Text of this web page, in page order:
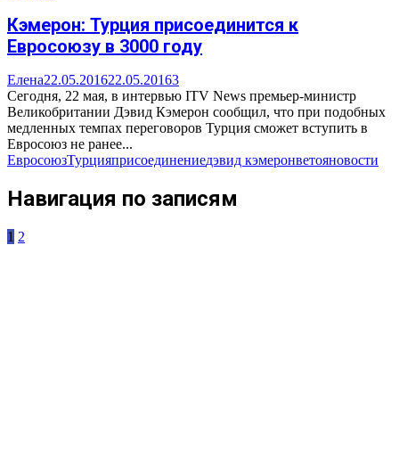
Кэмерон: Турция присоединится к
Евросоюзу в 3000 году
Елена22.05.201622.05.20163
Сегодня, 22 мая, в интервью ITV News премьер-министр
Великобритании Дэвид Кэмерон сообщил, что при подобных
медленных темпах переговоров Турция сможет вступить в
Евросоюз не ранее...
ЕвросоюзТурцияприсоединениедэвид кэмеронветояновости
Навигация по записям
1 2